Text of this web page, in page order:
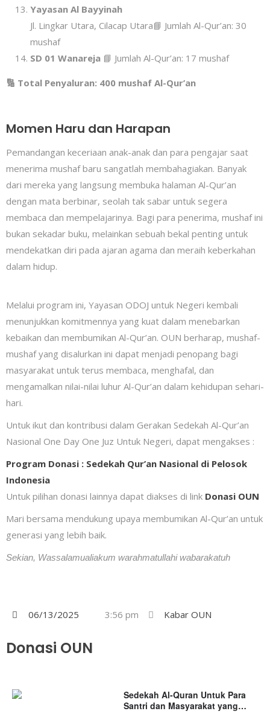
Yayasan Al Bayyinah
Jl. Lingkar Utara, Cilacap Utara📘 Jumlah Al-Qur’an: 30
mushaf
SD 01 Wanareja 📘 Jumlah Al-Qur’an: 17 mushaf
🔢 Total Penyaluran: 400 mushaf Al-Qur’an
Momen Haru dan Harapan
Pemandangan keceriaan anak-anak dan para pengajar saat
menerima mushaf baru sangatlah membahagiakan. Banyak
dari mereka yang langsung membuka halaman Al-Qur’an
dengan mata berbinar, seolah tak sabar untuk segera
membaca dan mempelajarinya. Bagi para penerima, mushaf ini
bukan sekadar buku, melainkan sebuah bekal penting untuk
mendekatkan diri pada ajaran agama dan meraih keberkahan
dalam hidup.
Melalui program ini, Yayasan ODOJ untuk Negeri kembali
menunjukkan komitmennya yang kuat dalam menebarkan
kebaikan dan membumikan Al-Qur’an. OUN berharap, mushaf-
mushaf yang disalurkan ini dapat menjadi penopang bagi
masyarakat untuk terus membaca, menghafal, dan
mengamalkan nilai-nilai luhur Al-Qur’an dalam kehidupan sehari-
hari.
Untuk ikut dan kontribusi dalam Gerakan Sedekah Al-Qur’an
Nasional One Day One Juz Untuk Negeri, dapat mengakses :
Program Donasi : Sedekah Qur’an Nasional di Pelosok
Indonesia
Untuk pilihan donasi lainnya dapat diakses di link Donasi OUN
Mari bersama mendukung upaya membumikan Al-Qur’an untuk
generasi yang lebih baik.
Sekian, Wassalamualiakum warahmatullahi wabarakatuh
06/13/2025 3:56 pm Kabar OUN
Donasi OUN
Sedekah Al-Quran Untuk Para
Santri dan Masyarakat yang